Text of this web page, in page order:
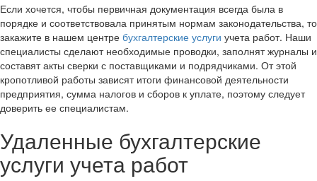
Если хочется, чтобы первичная документация всегда была в
порядке и соответствовала принятым нормам законодательства, то
закажите в нашем центре бухгалтерские услуги учета работ. Наши
специалисты сделают необходимые проводки, заполнят журналы и
составят акты сверки с поставщиками и подрядчиками. От этой
кропотливой работы зависят итоги финансовой деятельности
предприятия, сумма налогов и сборов к уплате, поэтому следует
доверить ее специалистам.
Удаленные бухгалтерские
услуги учета работ